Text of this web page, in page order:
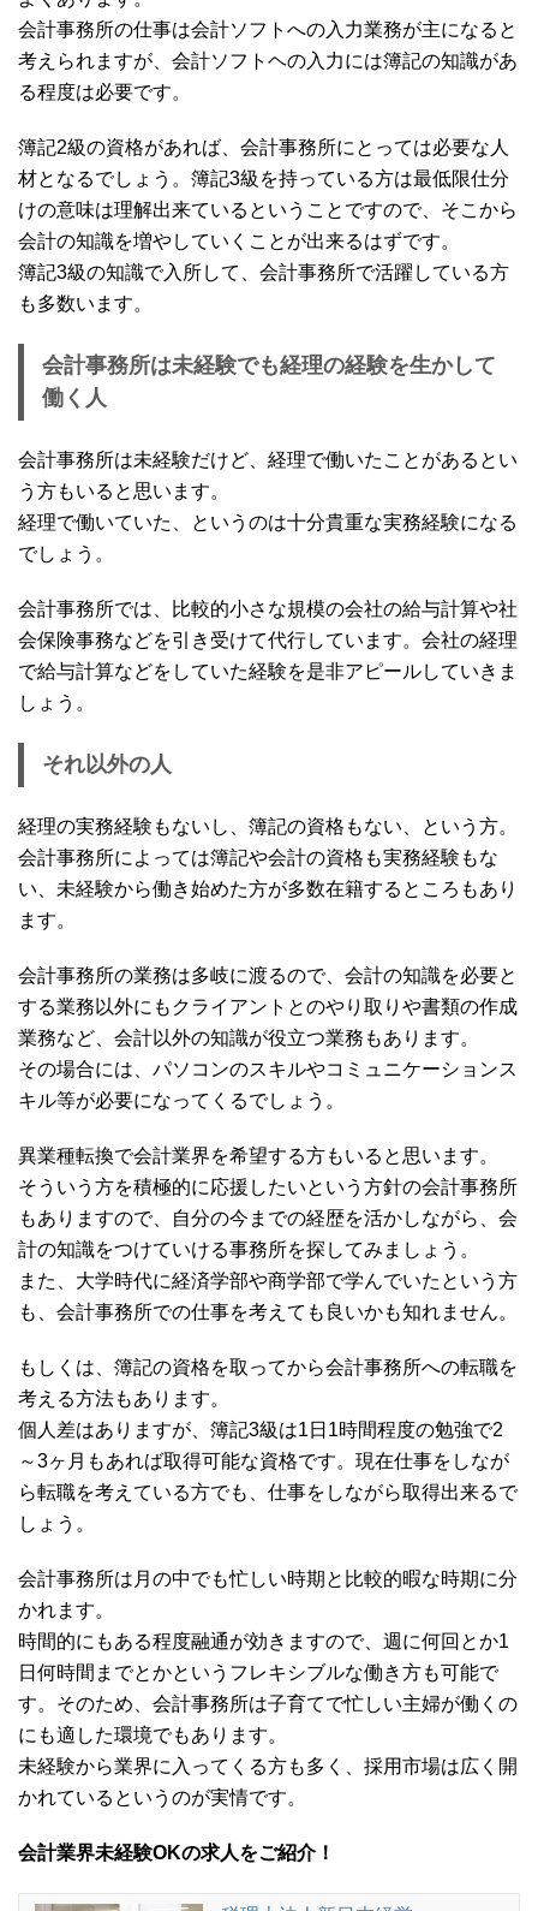
会計事務所の仕事は会計ソフトへの入力業務が主になると
考えられますが、会計ソフトヘの入力には簿記の知識があ
る程度は必要です。
簿記2級の資格があれば、会計事務所にとっては必要な人
材となるでしょう。簿記3級を持っている方は最低限仕分
けの意味は理解出来ているということですので、そこから
会計の知識を増やしていくことが出来るはずです。
簿記3級の知識で入所して、会計事務所で活躍している方
も多数います。
会計事務所は未経験でも経理の経験を生かして
働く人
会計事務所は未経験だけど、経理で働いたことがあるとい
う方もいると思います。
経理で働いていた、というのは十分貴重な実務経験になる
でしょう。
会計事務所では、比較的小さな規模の会社の給与計算や社
会保険事務などを引き受けて代行しています。会社の経理
で給与計算などをしていた経験を是非アピールしていきま
しょう。
それ以外の人
経理の実務経験もないし、簿記の資格もない、という方。
会計事務所によっては簿記や会計の資格も実務経験もな
い、未経験から働き始めた方が多数在籍するところもあり
ます。
会計事務所の業務は多岐に渡るので、会計の知識を必要と
する業務以外にもクライアントとのやり取りや書類の作成
業務など、会計以外の知識が役立つ業務もあります。
その場合には、パソコンのスキルやコミュニケーションス
キル等が必要になってくるでしょう。
異業種転換で会計業界を希望する方もいると思います。
そういう方を積極的に応援したいという方針の会計事務所
もありますので、自分の今までの経歴を活かしながら、会
計の知識をつけていける事務所を探してみましょう。
また、大学時代に経済学部や商学部で学んでいたという方
も、会計事務所での仕事を考えても良いかも知れません。
もしくは、簿記の資格を取ってから会計事務所への転職を
考える方法もあります。
個人差はありますが、簿記3級は1日1時間程度の勉強で2
～3ヶ月もあれば取得可能な資格です。現在仕事をしなが
ら転職を考えている方でも、仕事をしながら取得出来るで
しょう。
会計事務所は月の中でも忙しい時期と比較的暇な時期に分
かれます。
時間的にもある程度融通が効きますので、週に何回とか1
日何時間までとかというフレキシブルな働き方も可能で
す。そのため、会計事務所は子育てで忙しい主婦が働くの
にも適した環境でもあります。
未経験から業界に入ってくる方も多く、採用市場は広く開
かれているというのが実情です。
会計業界未経験OKの求人をご紹介！